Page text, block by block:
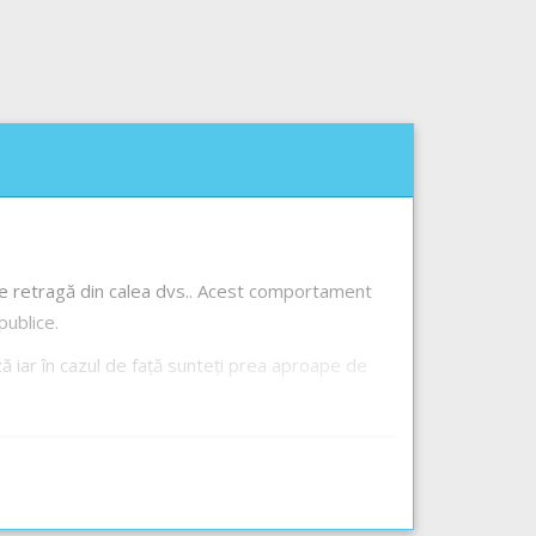
retragă din calea dvs.. Acest comportament
iar în cazul de față sunteți prea aproape de
autovehiculelor cu două roți), vor